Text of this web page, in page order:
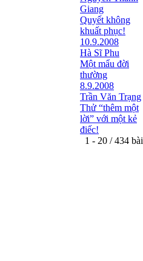
Giang
Quyết không
khuất phục!
10.9.2008
Hà Sĩ Phu
Một mẩu đời
thường
8.9.2008
Trần Văn Trạng
Thử “thêm một
lời” với một kẻ
điếc!
1 - 20 / 434 bài